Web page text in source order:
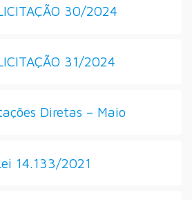
30/2024
31/2024
Diretas – Maio
14.133/2021